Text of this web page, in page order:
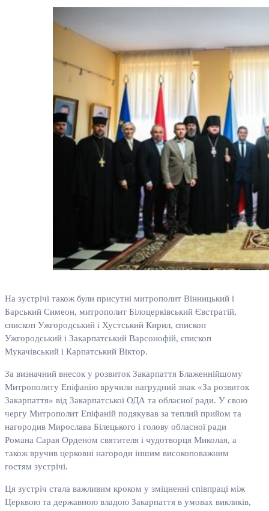
На зустрічі також були присутні митрополит Вінницький і
Барський Симеон, митрополит Білоцерківський Євстратій,
єпископ Ужгородський і Хустський Кирил, єпископ
Ужгородський і Закарпатський Варсонофій, єпископ
Мукачівський і Карпатський Віктор.
За визначний внесок у розвиток Закарпаття Блаженнійшому
Митрополиту Епіфанію вручили нагрудний знак «За розвиток
Закарпаття» від Закарпатської ОДА та обласної ради. У свою
чергу Митрополит Епіфаній подякував за теплий прийом та
нагородив Мирослава Білецького і голову обласної ради
Романа Сарая Орденом святителя і чудотворця Миколая, а
також вручив церковні нагороди іншим високоповажним
гостям зустрічі.
Ця зустріч стала важливим кроком у зміцненні співпраці між
Церквою та державною владою Закарпаття в умовах викликів,